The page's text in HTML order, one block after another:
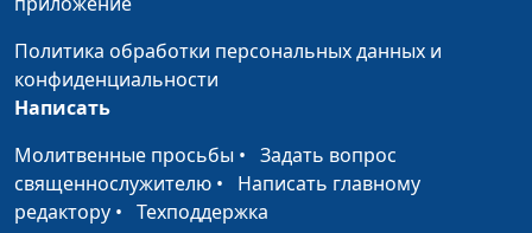
Психология и вера:
где искать опору?
Анна Ронжина, Ольга
Мое прошлое
помогло мне стать
счастливым
Кафтанов,
священнослужитель
Прохожу сложные Анна Богатская, Алина
Политика обработки персональных данных и
конфиденциальности
Написать
Молитвенные просьбы • Задать вопрос
священнослужителю • Написать главному
редактору • Техподдержка